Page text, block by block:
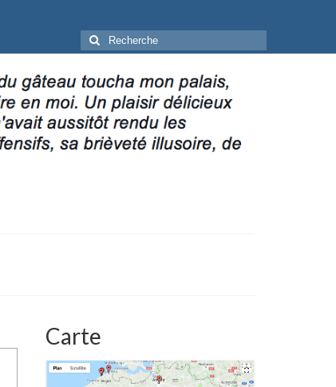
Rechercher
:
Carte